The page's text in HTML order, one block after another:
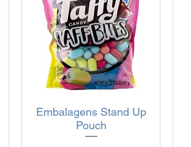
Visualização rápida
Embalagens Stand Up
Pouch